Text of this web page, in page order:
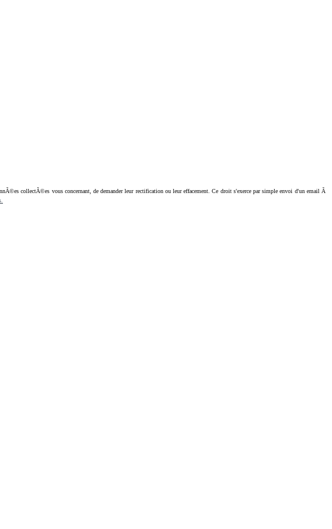
collectÃ©es vous concernant, de demander leur rectification ou leur effacement. Ce droit s'exerce par simple envoi d'un email Ã